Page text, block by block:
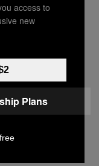
access to
new
Plans